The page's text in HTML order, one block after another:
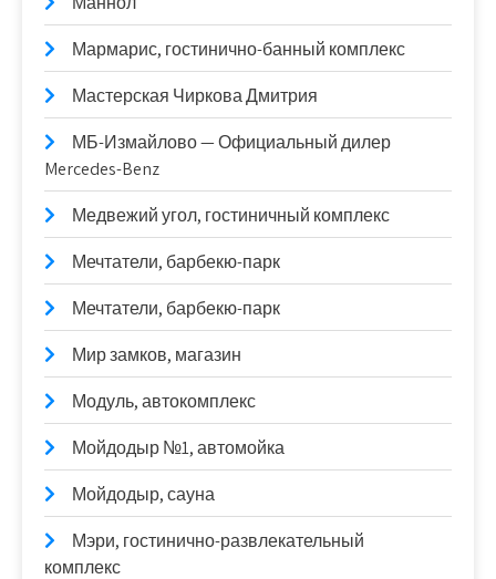
Мармарис, гостинично-банный комплекс
Мастерская Чиркова Дмитрия
МБ-Измайлово — Официальный дилер
Mercedes-Benz
Медвежий угол, гостиничный комплекс
Мечтатели, барбекю-парк
Мечтатели, барбекю-парк
Мир замков, магазин
Модуль, автокомплекс
Мойдодыр №1, автомойка
Мойдодыр, сауна
Мэри, гостинично-развлекательный
комплекс